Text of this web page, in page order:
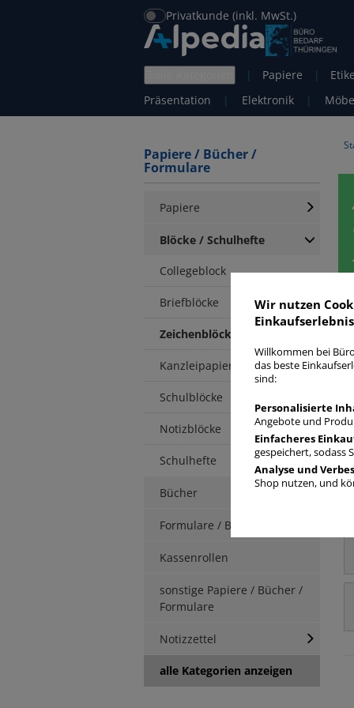
Privatkunde (inkl. MwSt.)
| Papiere |
Präsentation
| Elektronik |
Papiere / Bücher /
Formulare
Papiere
Blöcke / Schulhefte
Collegeblock
Briefblöcke
Zeichenblöcke
Kanzleipapier
Schulblöcke
Notizblöcke
Schulhefte
Bücher
Formulare / Berichte
Kassenrollen
sonstige Papiere / Bücher /
Formulare
Notizzettel
alle Kategorien anzeigen
Wir nutzen
Willkommen bei
das beste
sind:
Personalisierte
Angebote und
Einfacheres
gespeichert, sodass
Analyse und
Shop nutzen, und